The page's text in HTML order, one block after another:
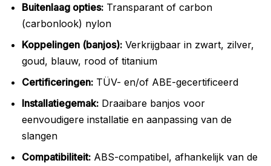
Buitenlaag opties:Transparant of carbon
(carbonlook) nylon
Koppelingen (banjos):Verkrijgbaar in zwart, zilver,
goud, blauw, rood of titanium
Certificeringen:TÜV- en/of ABE-gecertificeerd
Installatiegemak:Draaibare banjos voor
eenvoudigere installatie en aanpassing van de
slangen
Compatibiliteit:ABS-compatibel, afhankelijk van de